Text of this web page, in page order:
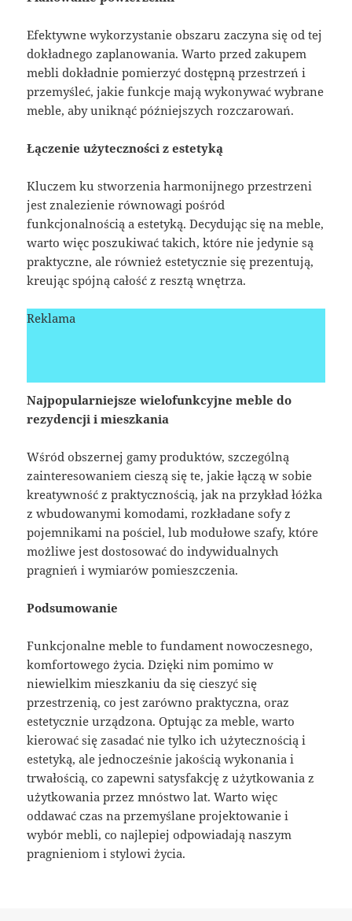
Efektywne wykorzystanie obszaru zaczyna się od tej
dokładnego zaplanowania. Warto przed zakupem
mebli dokładnie pomierzyć dostępną przestrzeń i
przemyśleć, jakie funkcje mają wykonywać wybrane
meble, aby uniknąć późniejszych rozczarowań.
Łączenie użyteczności z estetyką
Kluczem ku stworzenia harmonijnego przestrzeni
jest znalezienie równowagi pośród
funkcjonalnością a estetyką. Decydując się na meble,
warto więc poszukiwać takich, które nie jedynie są
praktyczne, ale również estetycznie się prezentują,
kreując spójną całość z resztą wnętrza.
Reklama
Najpopularniejsze wielofunkcyjne meble do
rezydencji i mieszkania
Wśród obszernej gamy produktów, szczególną
zainteresowaniem cieszą się te, jakie łączą w sobie
kreatywność z praktycznością, jak na przykład łóżka
z wbudowanymi komodami, rozkładane sofy z
pojemnikami na pościel, lub modułowe szafy, które
możliwe jest dostosować do indywidualnych
pragnień i wymiarów pomieszczenia.
Podsumowanie
Funkcjonalne meble to fundament nowoczesnego,
komfortowego życia. Dzięki nim pomimo w
niewielkim mieszkaniu da się cieszyć się
przestrzenią, co jest zarówno praktyczna, oraz
estetycznie urządzona. Optując za meble, warto
kierować się zasadać nie tylko ich użytecznością i
estetyką, ale jednocześnie jakością wykonania i
trwałością, co zapewni satysfakcję z użytkowania z
użytkowania przez mnóstwo lat. Warto więc
oddawać czas na przemyślane projektowanie i
wybór mebli, co najlepiej odpowiadają naszym
pragnieniom i stylowi życia.